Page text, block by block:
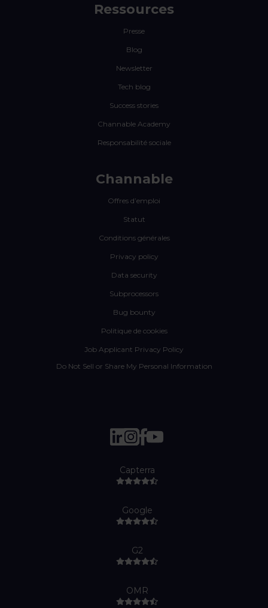
Ressources
Presse
Blog
Newsletter
Tech blog
Success stories
Channable Academy
Responsabilité sociale
Channable
Offres d’emploi
Statut
Conditions générales
Privacy policy
Data security
Subprocessors
Bug bounty
Politique de cookies
Job Applicant Privacy Policy
Do Not Sell or Share My Personal Information
Capterra
Google
G2
OMR